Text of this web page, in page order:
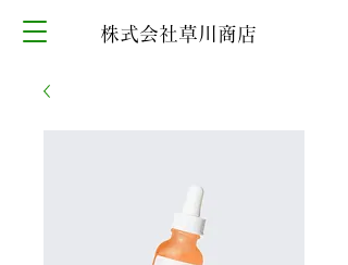
​株式会社草川商店